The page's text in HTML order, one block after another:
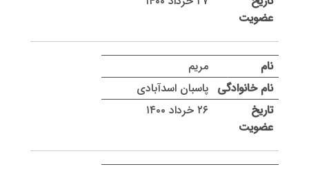
مریم
پاسبان اسدآبادی
۲۶ خرداد ۱۴۰۰